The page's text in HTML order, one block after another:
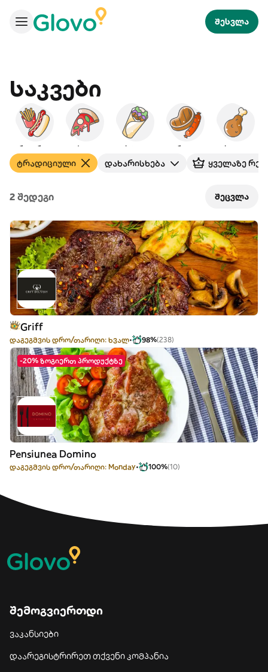
შესვლა
Საკვები
სწრ. სერვისი პიცა ქაბაბი გრილი ქათამი
ტრადიციული დახარისხება ყველაზე
2 შედეგი შეცვლა
Griff
დაგეგმვის დრო/თარიღი: ხვალ 98%(238)
-20% ზოგიერთ პროდუქტზე
Pensiunea Domino
დაგეგმვის დრო/თარიღი: Monday 100%(10)
შემოგვიერთდი
ვაკანსიები
დაარეგისტრირეთ თქვენი კომპანია